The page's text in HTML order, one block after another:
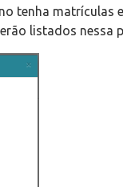
tenha matrículas
listados nessa